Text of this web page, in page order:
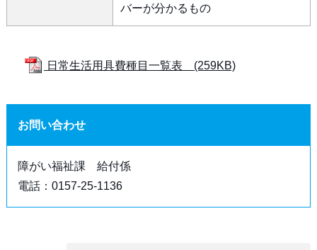
バーが分かるもの
日常生活用具費種目一覧表 (259KB)
お問い合わせ
障がい福祉課 給付係
電話：0157-25-1136